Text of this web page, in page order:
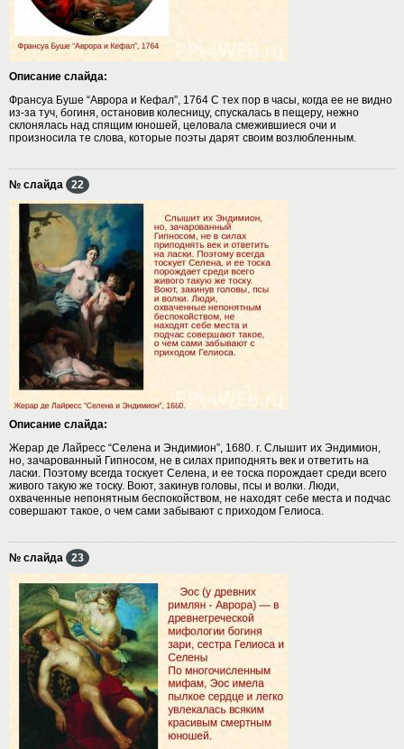
Описание слайда:
Франсуа Буше “Аврора и Кефал”, 1764 С тех пор в часы, когда ее не видно
из-за туч, богиня, остановив колесницу, спускалась в пещеру, нежно
склонялась над спящим юношей, целовала смежившиеся очи и
произносила те слова, которые поэты дарят своим возлюбленным.
№ слайда 22
Описание слайда:
Жерар де Лайресс “Селена и Эндимион”, 1680. г. Слышит их Эндимион,
но, зачарованный Гипносом, не в силах приподнять век и ответить на
ласки. Поэтому всегда тоскует Селена, и ее тоска порождает среди всего
живого такую же тоску. Воют, закинув головы, псы и волки. Люди,
охваченные непонятным беспокойством, не находят себе места и подчас
совершают такое, о чем сами забывают с приходом Гелиоса.
№ слайда 23